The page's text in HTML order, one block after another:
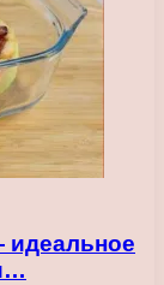
идеальное